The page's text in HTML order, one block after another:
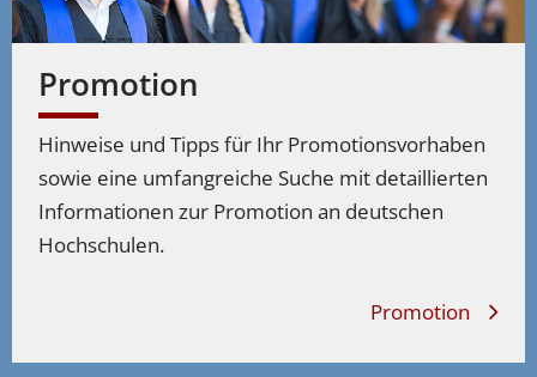
Promotion
Hinweise und Tipps für Ihr Promotionsvorhaben
sowie eine umfangreiche Suche mit detaillierten
Informationen zur Promotion an deutschen
Hochschulen.
Promotion